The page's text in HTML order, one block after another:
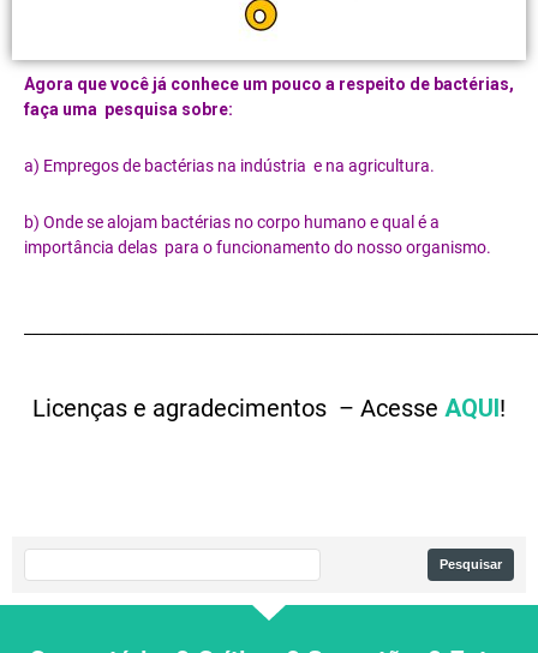
Agora que você já conhece um pouco a respeito de bactérias,
faça uma pesquisa sobre:
a) Empregos de bactérias na indústria e na agricultura.
b) Onde se alojam bactérias no corpo humano e qual é a
importância delas para o funcionamento do nosso organismo.
Licenças e agradecimentos – Acesse AQUI!